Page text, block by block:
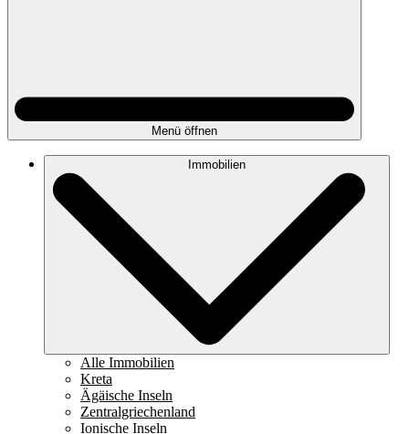
Menü öffnen
Immobilien
Alle Immobilien
Kreta
Ägäische Inseln
Zentralgriechenland
Ionische Inseln